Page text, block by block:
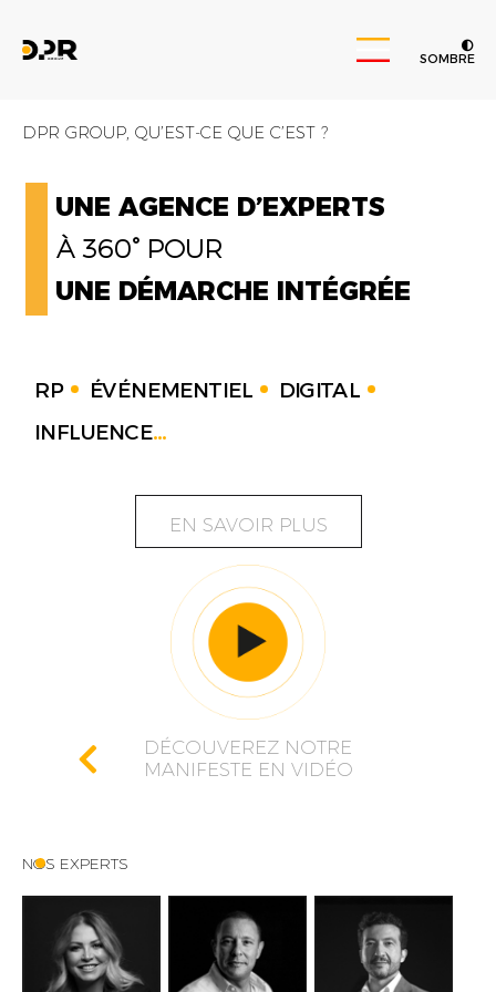
SOMBRE
DPR GROUP, QU’EST-CE QUE C’EST ?
UNE AGENCE D’EXPERTS
À 360° POUR
UNE DÉMARCHE INTÉGRÉE
RP ÉVÉNEMENTIEL
DIGITAL
INFLUENCE...
EN SAVOIR PLUS
DÉCOUVEREZ NOTRE
MANIFESTE EN VIDÉO
NOS EXPERTS